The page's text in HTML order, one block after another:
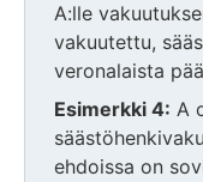
A:lle
vakuutettu,
veronalaista
Esimerkki 4: A
ehdoissa on